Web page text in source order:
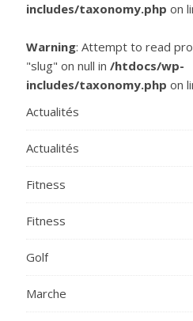
includes/taxonomy.php on
Warning: Attempt to read
"slug" on null in /htdocs/wp-
includes/taxonomy.php on
Actualités
Actualités
Fitness
Fitness
Golf
Marche